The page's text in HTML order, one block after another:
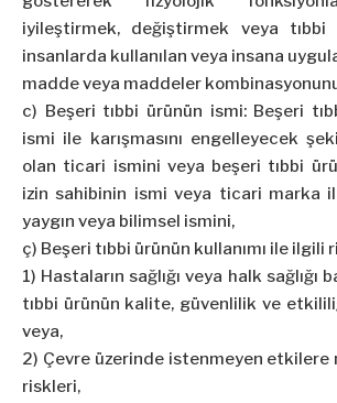
iyileştirmek, değiştirmek veya tıbbi
insanlarda kullanılan veya insana
madde veya maddeler
c) Beşeri tıbbi ürünün ismi: Beşeri
ismi ile karışmasını engelleyecek
olan ticari ismini veya beşeri tıbbi
izin sahibinin ismi veya ticari marka
yaygın veya bilimsel ismini,
ç) Beşeri tıbbi ürünün kullanımı ile ilgili
1) Hastaların sağlığı veya halk sağlığı
tıbbi ürünün kalite, güvenlilik ve
veya,
2) Çevre üzerinde istenmeyen etkilere
riskleri,